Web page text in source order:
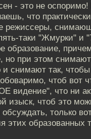
- это не
что
режиссеры,
таки "Жмурки" и
образование,
но при этом
и снимают так,
чтоб вот
видение", что ни
изыск, чтоб это
только
этих образованных